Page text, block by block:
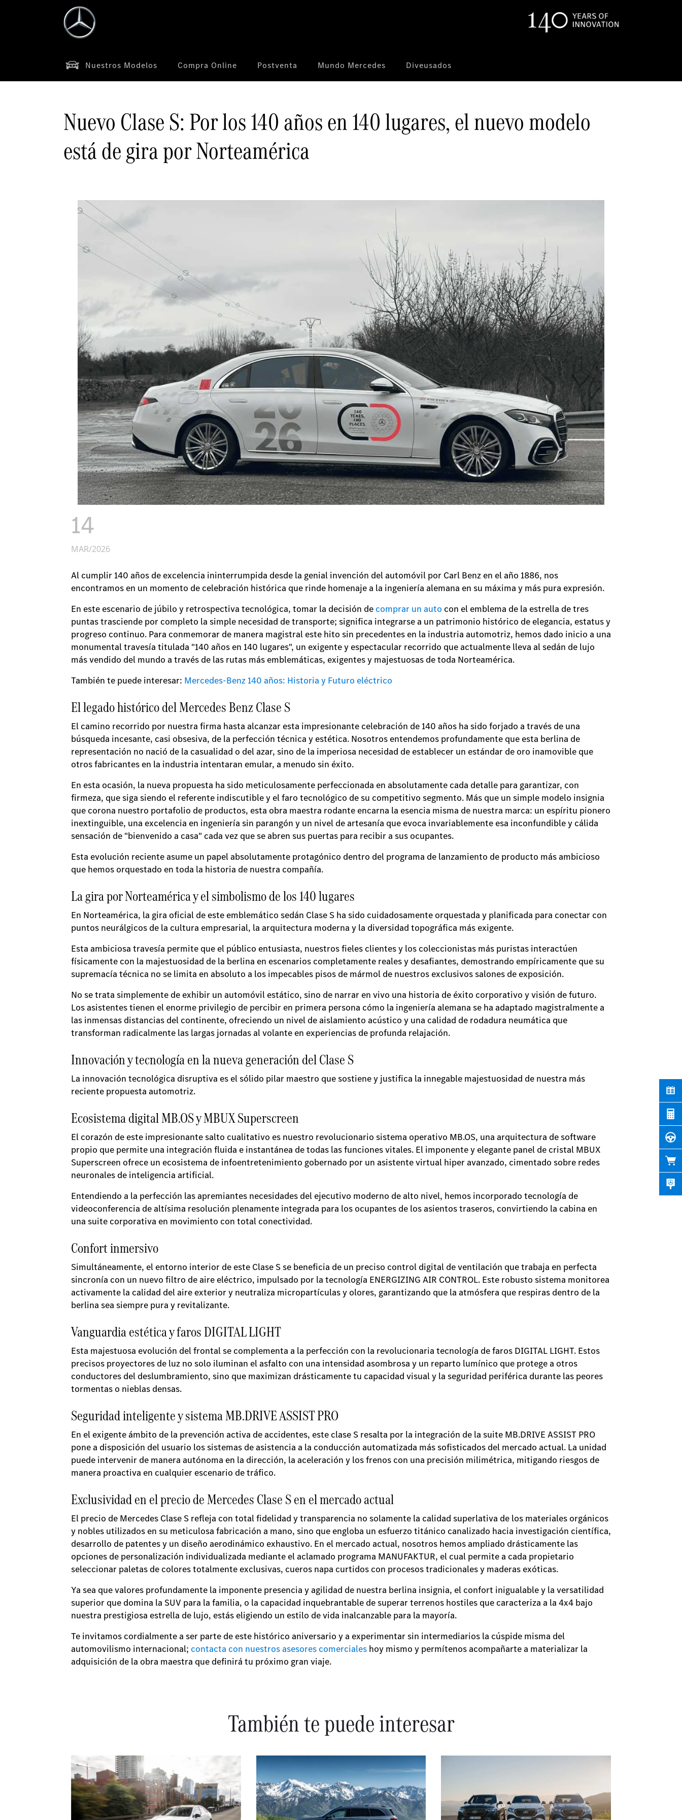
Saltar al contenido principal
Abrir menú de accesibilidad
Nuestros Modelos Compra Online Postventa Mundo Mercedes Diveusados
Nuevo Clase S: Por los 140 años en 140 lugares, el nuevo modelo
está de gira por Norteamérica
14
MAR/2026
Al cumplir 140 años de excelencia ininterrumpida desde la genial invención del automóvil por Carl Benz en el año 1886, nos
encontramos en un momento de celebración histórica que rinde homenaje a la ingeniería alemana en su máxima y más pura expresión.
En este escenario de júbilo y retrospectiva tecnológica, tomar la decisión de comprar un auto con el emblema de la estrella de tres
puntas trasciende por completo la simple necesidad de transporte; significa integrarse a un patrimonio histórico de elegancia, estatus y
progreso continuo. Para conmemorar de manera magistral este hito sin precedentes en la industria automotriz, hemos dado inicio a una
monumental travesía titulada "140 años en 140 lugares", un exigente y espectacular recorrido que actualmente lleva al sedán de lujo
más vendido del mundo a través de las rutas más emblemáticas, exigentes y majestuosas de toda Norteamérica.
También te puede interesar: Mercedes-Benz 140 años: Historia y Futuro eléctrico
El legado histórico del Mercedes Benz Clase S
El camino recorrido por nuestra firma hasta alcanzar esta impresionante celebración de 140 años ha sido forjado a través de una
búsqueda incesante, casi obsesiva, de la perfección técnica y estética. Nosotros entendemos profundamente que esta berlina de
representación no nació de la casualidad o del azar, sino de la imperiosa necesidad de establecer un estándar de oro inamovible que
otros fabricantes en la industria intentaran emular, a menudo sin éxito.
En esta ocasión, la nueva propuesta ha sido meticulosamente perfeccionada en absolutamente cada detalle para garantizar, con
firmeza, que siga siendo el referente indiscutible y el faro tecnológico de su competitivo segmento. Más que un simple modelo insignia
que corona nuestro portafolio de productos, esta obra maestra rodante encarna la esencia misma de nuestra marca: un espíritu pionero
inextinguible, una excelencia en ingeniería sin parangón y un nivel de artesanía que evoca invariablemente esa inconfundible y cálida
sensación de "bienvenido a casa" cada vez que se abren sus puertas para recibir a sus ocupantes.
Esta evolución reciente asume un papel absolutamente protagónico dentro del programa de lanzamiento de producto más ambicioso
que hemos orquestado en toda la historia de nuestra compañía.
La gira por Norteamérica y el simbolismo de los 140 lugares
En Norteamérica, la gira oficial de este emblemático sedán Clase S ha sido cuidadosamente orquestada y planificada para conectar con
puntos neurálgicos de la cultura empresarial, la arquitectura moderna y la diversidad topográfica más exigente.
Esta ambiciosa travesía permite que el público entusiasta, nuestros fieles clientes y los coleccionistas más puristas interactúen
físicamente con la majestuosidad de la berlina en escenarios completamente reales y desafiantes, demostrando empíricamente que su
supremacía técnica no se limita en absoluto a los impecables pisos de mármol de nuestros exclusivos salones de exposición.
No se trata simplemente de exhibir un automóvil estático, sino de narrar en vivo una historia de éxito corporativo y visión de futuro.
Los asistentes tienen el enorme privilegio de percibir en primera persona cómo la ingeniería alemana se ha adaptado magistralmente a
las inmensas distancias del continente, ofreciendo un nivel de aislamiento acústico y una calidad de rodadura neumática que
transforman radicalmente las largas jornadas al volante en experiencias de profunda relajación.
Innovación y tecnología en la nueva generación del Clase S
La innovación tecnológica disruptiva es el sólido pilar maestro que sostiene y justifica la innegable majestuosidad de nuestra más
reciente propuesta automotriz.
Ecosistema digital MB.OS y MBUX Superscreen
El corazón de este impresionante salto cualitativo es nuestro revolucionario sistema operativo MB.OS, una arquitectura de software
propio que permite una integración fluida e instantánea de todas las funciones vitales. El imponente y elegante panel de cristal MBUX
Superscreen ofrece un ecosistema de infoentretenimiento gobernado por un asistente virtual hiper avanzado, cimentado sobre redes
neuronales de inteligencia artificial.
Entendiendo a la perfección las apremiantes necesidades del ejecutivo moderno de alto nivel, hemos incorporado tecnología de
videoconferencia de altísima resolución plenamente integrada para los ocupantes de los asientos traseros, convirtiendo la cabina en
una suite corporativa en movimiento con total conectividad.
Confort inmersivo
Simultáneamente, el entorno interior de este Clase S se beneficia de un preciso control digital de ventilación que trabaja en perfecta
sincronía con un nuevo filtro de aire eléctrico, impulsado por la tecnología ENERGIZING AIR CONTROL. Este robusto sistema monitorea
activamente la calidad del aire exterior y neutraliza micropartículas y olores, garantizando que la atmósfera que respiras dentro de la
berlina sea siempre pura y revitalizante.
Vanguardia estética y faros DIGITAL LIGHT
Esta majestuosa evolución del frontal se complementa a la perfección con la revolucionaria tecnología de faros DIGITAL LIGHT. Estos
precisos proyectores de luz no solo iluminan el asfalto con una intensidad asombrosa y un reparto lumínico que protege a otros
conductores del deslumbramiento, sino que maximizan drásticamente tu capacidad visual y la seguridad periférica durante las peores
tormentas o nieblas densas.
Seguridad inteligente y sistema MB.DRIVE ASSIST PRO
En el exigente ámbito de la prevención activa de accidentes, este clase S resalta por la integración de la suite MB.DRIVE ASSIST PRO
pone a disposición del usuario los sistemas de asistencia a la conducción automatizada más sofisticados del mercado actual. La unidad
puede intervenir de manera autónoma en la dirección, la aceleración y los frenos con una precisión milimétrica, mitigando riesgos de
manera proactiva en cualquier escenario de tráfico.
Exclusividad en el precio de Mercedes Clase S en el mercado actual
El precio de Mercedes Clase S refleja con total fidelidad y transparencia no solamente la calidad superlativa de los materiales orgánicos
y nobles utilizados en su meticulosa fabricación a mano, sino que engloba un esfuerzo titánico canalizado hacia investigación científica,
desarrollo de patentes y un diseño aerodinámico exhaustivo. En el mercado actual, nosotros hemos ampliado drásticamente las
opciones de personalización individualizada mediante el aclamado programa MANUFAKTUR, el cual permite a cada propietario
seleccionar paletas de colores totalmente exclusivas, cueros napa curtidos con procesos tradicionales y maderas exóticas.
Ya sea que valores profundamente la imponente presencia y agilidad de nuestra berlina insignia, el confort inigualable y la versatilidad
superior que domina la SUV para la familia, o la capacidad inquebrantable de superar terrenos hostiles que caracteriza a la 4x4 bajo
nuestra prestigiosa estrella de lujo, estás eligiendo un estilo de vida inalcanzable para la mayoría.
Te invitamos cordialmente a ser parte de este histórico aniversario y a experimentar sin intermediarios la cúspide misma del
automovilismo internacional; contacta con nuestros asesores comerciales hoy mismo y permítenos acompañarte a materializar la
adquisición de la obra maestra que definirá tu próximo gran viaje.
También te puede interesar